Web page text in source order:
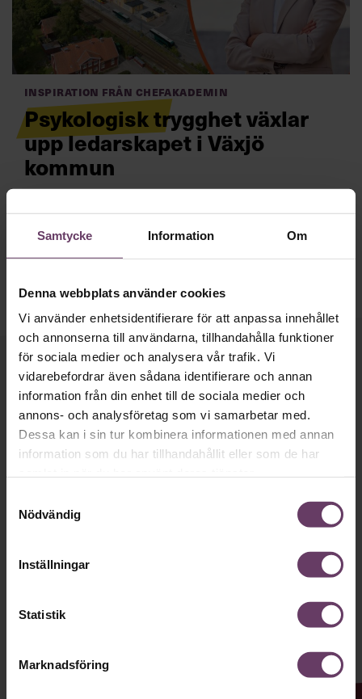
Samtycke Information Om
Denna webbplats använder cookies
Vi använder enhetsidentifierare för att anpassa innehållet
och annonserna till användarna, tillhandahålla funktioner
för sociala medier och analysera vår trafik. Vi
vidarebefordrar även sådana identifierare och annan
information från din enhet till de sociala medier och
annons- och analysföretag som vi samarbetar med.
Dessa kan i sin tur kombinera informationen med annan
information som du har tillhandahållit eller som de har
Nödvändig
Inställningar
Statistik
Marknadsföring
Logga in
Villkor och policy för
personuppgiftsbehandling
Sök
efter:
Inspiration från Chefakademin
Psykologisk trygghet växlar
upp ledarskapet i Växjö
kommun
riktigt? Växjö kommun vet.Läs mer
Håll dig uppdaterad med våra
nyhetsbrev!
Våra populära nyhetsbrev samlar varje
vecka det bästa från Chef och
Chefakademin. Ledarskapsnytta och
inspiration för dig som är chef, ledare
och/eller HR. Missa inget – börja
prenumerera idag! Det är helt kostnadsfritt.